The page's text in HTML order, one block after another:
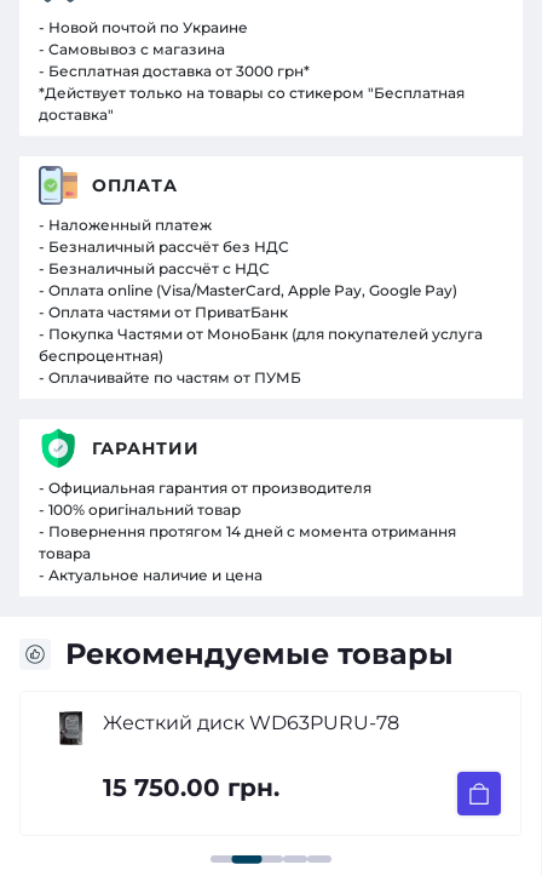
Рекомендуемые товары
Жесткий диск WD63PURU-78
15 750.00 грн.
- Новой почтой по Украине
- Самовывоз с магазина
- Бесплатная доставка от 3000 грн*
*Действует только на товары со стикером "Бесплатная
доставка"
ОПЛАТА
- Наложенный платеж
- Безналичный рассчёт без НДС
- Безналичный рассчёт с НДС
- Оплата online (Visa/MasterCard, Apple Pay, Google Pay)
- Оплата частями от ПриватБанк
- Покупка Частями от МоноБанк (для покупателей услуга
беспроцентная)
- Оплачивайте по частям от ПУМБ
ГАРАНТИИ
- Официальная гарантия от производителя
- 100% оригінальний товар
- Повернення протягом 14 дней с момента отримання
товара
- Актуальное наличие и цена